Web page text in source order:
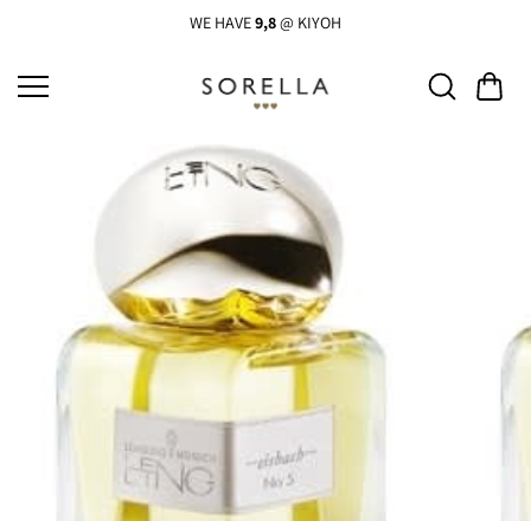
WE HAVE9,8@ KIYOH